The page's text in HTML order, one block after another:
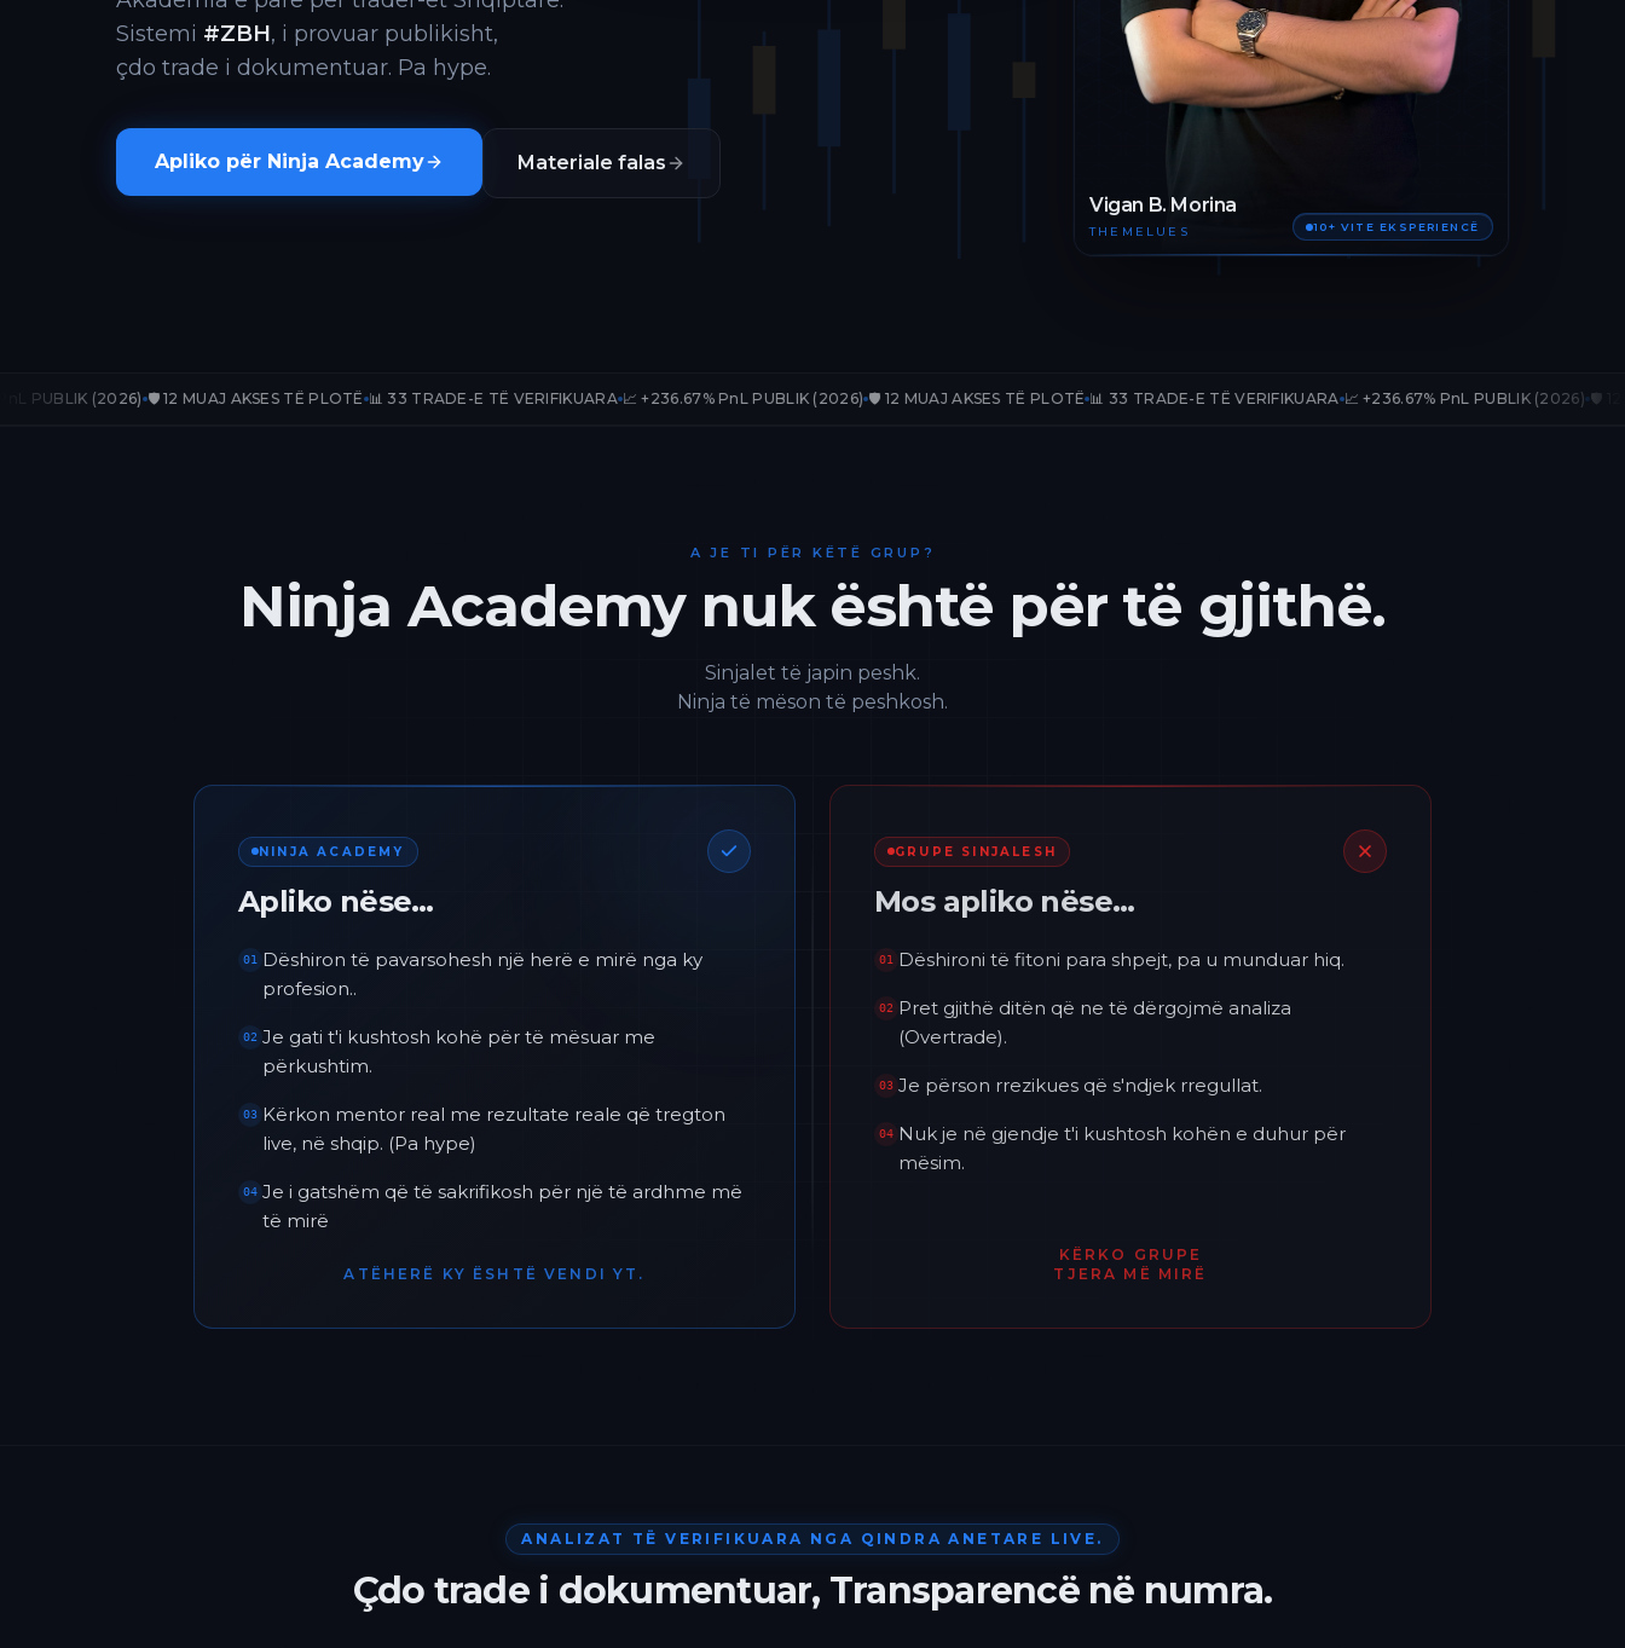
Vigan B. Morina
THEMELUES 10+ VITE EKSPERIENCË
Sistemi #ZBH, i provuar publikisht,
çdo trade i dokumentuar. Pa hype.
Apliko për Ninja Academy Materiale falas
🛡️ 12 MUAJ AKSES TË PLOTË 📊 33 TRADE-E TË VERIFIKUARA 📈 +236.67% PnL PUBLIK (2026) 🛡️ 12 MUAJ AKSES TË PLOTË 📊 33 TRADE-E TË VERIFIKUARA 📈 +236.67% PnL PUBLIK (2026) 🛡️ 12 MUAJ AKSES
A JE TI PËR KËTË GRUP?
Ninja Academy nuk është për të gjithë.
Sinjalet të japin peshk.
Ninja të mëson të peshkosh.
GRUPE SINJALESH
Mos apliko nëse…
01 Dëshironi të fitoni para shpejt, pa u munduar hiq.
02 Pret gjithë ditën që ne të dërgojmë analiza
(Overtrade).
03 Je përson rrezikues që s'ndjek rregullat.
04 Nuk je në gjendje t'i kushtosh kohën e duhur për
mësim.
KËRKO GRUPE
TJERA MË MIRË
NINJA ACADEMY
Apliko nëse…
01
Dëshiron të pavarsohesh një herë e mirë nga ky
profesion..
02 Je gati t'i kushtosh kohë për të mësuar me
përkushtim.
03 Kërkon mentor real me rezultate reale që tregton
live, në shqip. (Pa hype)
04 Je i gatshëm që të sakrifikosh për një të ardhme më
të mirë
ATËHERË KY ËSHTË VENDI YT.
ANALIZAT TË VERIFIKUARA NGA QINDRA ANETARE LIVE.
Çdo trade i dokumentuar, Transparencë në numra.